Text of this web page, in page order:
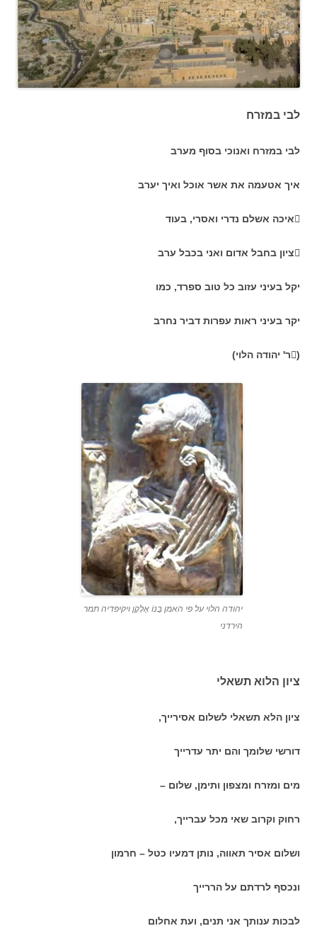
לבי במזרח
לבי במזרח ואנוכי בסוף מערב
איך אטעמה את אשר אוכל ואיך יערב
איכה אשלם נדרי ואסרי, בעוד
ציון בחבל אדום ואני בכבל ערב
יקל בעיני עזוב כל טוב ספרד, כמו
יקר בעיני ראות עפרות דביר נחרב
(ר' יהודה הלוי)
יהודה הלוי על פי האמן בֶּנוֹ אֶלְקָן ויקיפדיה תמר
הירדני
ציון הלוא תשאלי
ציון הלא תשאלי לשלום אסירייך,
דורשי שלומך והם יתר עדרייך
מים ומזרח ומצפון ותימן, שלום –
רחוק וקרוב שאי מכל עברייך,
ושלום אסיר תאווה, נותן דמעיו כטל – חרמון
ונכסף לרדתם על הררייך
לבכות ענותך אני תנים, ועת אחלום